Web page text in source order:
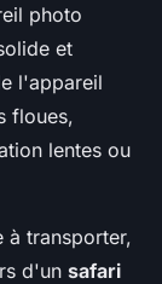
photo
et
l'appareil
floues,
lentes ou
à transporter,
d'un safari